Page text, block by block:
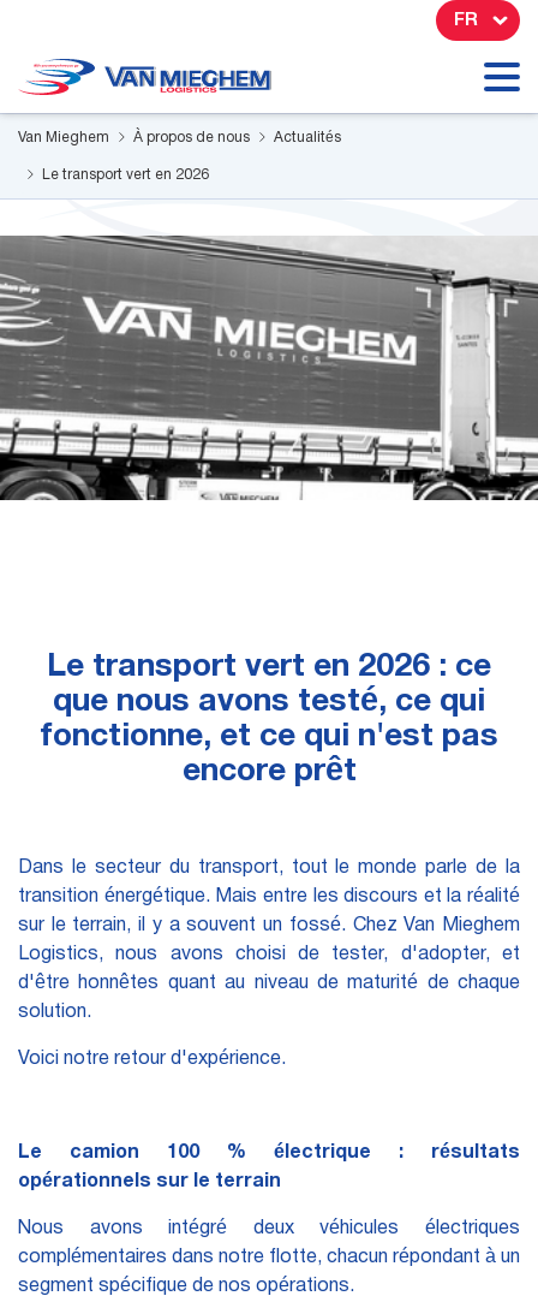
FR
Van Mieghem À propos de nous Actualités
Le transport vert en 2026
Le transport vert en 2026 : ce
que nous avons testé, ce qui
fonctionne, et ce qui n'est pas
encore prêt
Dans le secteur du transport, tout le monde parle de la
transition énergétique. Mais entre les discours et la réalité
sur le terrain, il y a souvent un fossé. Chez Van Mieghem
Logistics, nous avons choisi de tester, d'adopter, et
d'être honnêtes quant au niveau de maturité de chaque
solution.
Voici notre retour d'expérience.
Le camion 100 % électrique : résultats
opérationnels sur le terrain
Nous avons intégré deux véhicules électriques
complémentaires dans notre flotte, chacun répondant à un
segment spécifique de nos opérations.